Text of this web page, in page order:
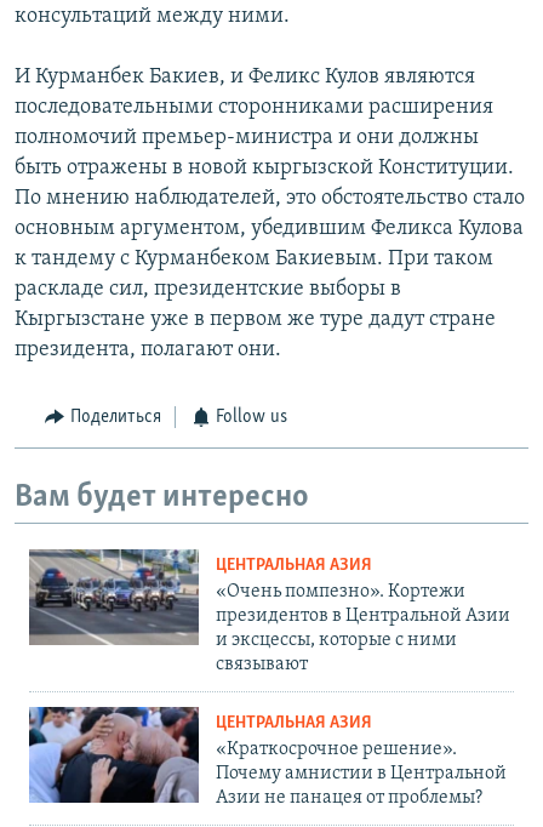
консультаций между ними.
И Курманбек Бакиев, и Феликс Кулов являются
последовательными сторонниками расширения
полномочий премьер-министра и они должны
быть отражены в новой кыргызской Конституции.
По мнению наблюдателей, это обстоятельство стало
основным аргументом, убедившим Феликса Кулова
к тандему с Курманбеком Бакиевым. При таком
раскладе сил, президентские выборы в
Кыргызстане уже в первом же туре дадут стране
президента, полагают они.
Поделиться Follow us
Вам будет интересно
ЦЕНТРАЛЬНАЯ АЗИЯ
«Очень помпезно». Кортежи
президентов в Центральной Азии
и эксцессы, которые с ними
связывают
ЦЕНТРАЛЬНАЯ АЗИЯ
«Краткосрочное решение».
Почему амнистии в Центральной
Азии не панацея от проблемы?